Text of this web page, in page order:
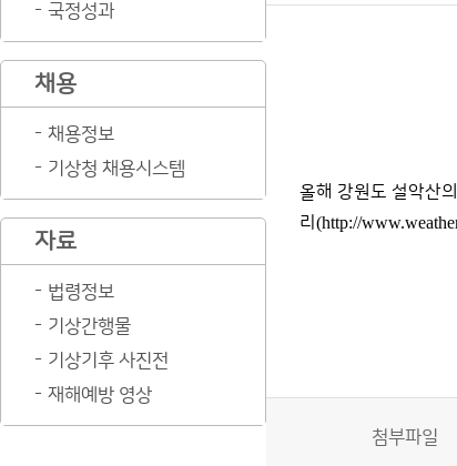
국정성과
채용
채용정보
기상청 채용시스템
자료
법령정보
기상간행물
기상기후 사진전
재해예방 영상
올해 강원도 설악산
리 (http://
첨부파일